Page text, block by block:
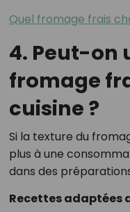
Quel fromage frais
4. Peut-on
fromage
cuisine ?
Si la texture du
plus à une
dans des
Recettes adaptées